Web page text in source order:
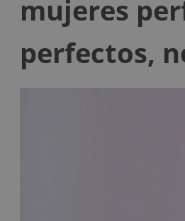
mujeres
perfectos,